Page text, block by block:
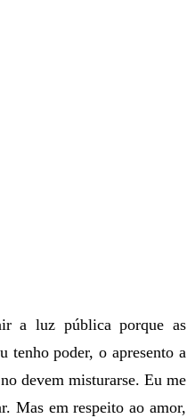
a luz pública porque as
tenho poder, o apresento a
devem misturarse. Eu me
Mas em respeito ao amor,